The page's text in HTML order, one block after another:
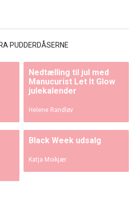
PUDDERDÅSERNE
Nedtælling til jul med
Manucurist Let It Glow
julekalender
Helene Randløv
Black Week udsalg
Katja Moikjær